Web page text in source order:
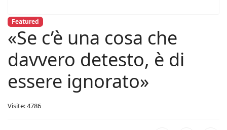
Featured
«Se c’è una cosa che
davvero detesto, è di
essere ignorato»
Visite: 4786